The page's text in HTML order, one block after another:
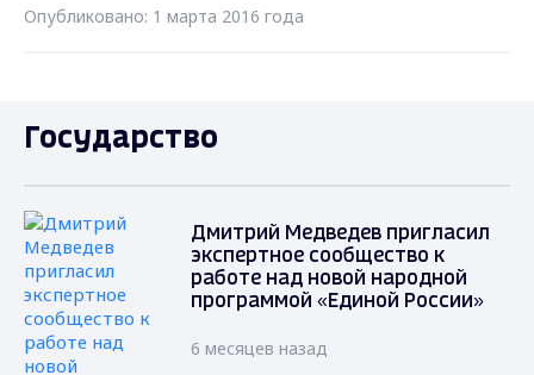
Опубликовано: 1 марта 2016 года
Государство
Дмитрий Медведев пригласил
экспертное сообщество к
работе над новой народной
программой «Единой России»
6 месяцев назад